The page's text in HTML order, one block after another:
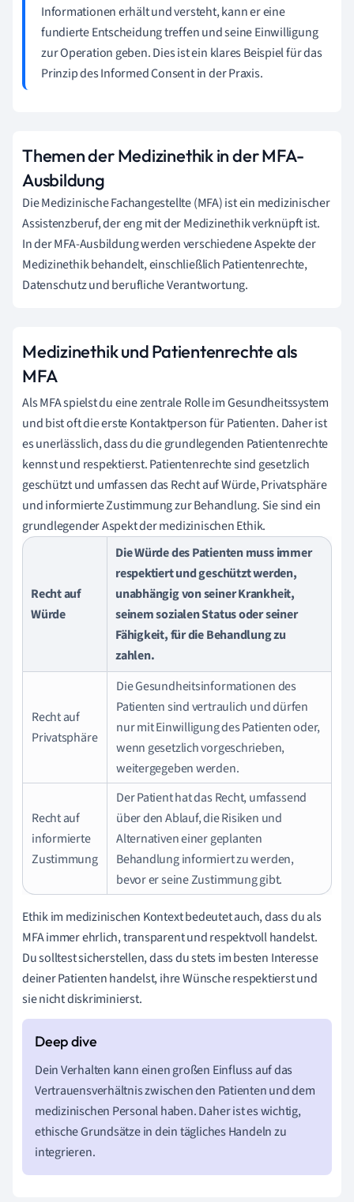
Informationen erhält und versteht, kann er eine
fundierte Entscheidung treffen und seine Einwilligung
zur Operation geben. Dies ist ein klares Beispiel für das
Prinzip des Informed Consent in der Praxis.
Themen der Medizinethik in der MFA-
Ausbildung
Die Medizinische Fachangestellte (MFA) ist ein medizinischer
Assistenzberuf, der eng mit der Medizinethik verknüpft ist.
In der MFA-Ausbildung werden verschiedene Aspekte der
Medizinethik behandelt, einschließlich Patientenrechte,
Datenschutz und berufliche Verantwortung.
Medizinethik und Patientenrechte als
MFA
Als MFA spielst du eine zentrale Rolle im Gesundheitssystem
und bist oft die erste Kontaktperson für Patienten. Daher ist
es unerlässlich, dass du die grundlegenden Patientenrechte
kennst und respektierst. Patientenrechte sind gesetzlich
geschützt und umfassen das Recht auf Würde, Privatsphäre
und informierte Zustimmung zur Behandlung. Sie sind ein
grundlegender Aspekt der medizinischen Ethik.
Recht auf
Würde
Die Würde des Patienten muss immer
respektiert und geschützt werden,
unabhängig von seiner Krankheit,
seinem sozialen Status oder seiner
Fähigkeit, für die Behandlung zu
zahlen.
Recht auf
Privatsphäre
Die Gesundheitsinformationen des
Patienten sind vertraulich und dürfen
nur mit Einwilligung des Patienten oder,
wenn gesetzlich vorgeschrieben,
weitergegeben werden.
Recht auf
informierte
Zustimmung
Der Patient hat das Recht, umfassend
über den Ablauf, die Risiken und
Alternativen einer geplanten
Behandlung informiert zu werden,
bevor er seine Zustimmung gibt.
Ethik im medizinischen Kontext bedeutet auch, dass du als
MFA immer ehrlich, transparent und respektvoll handelst.
Du solltest sicherstellen, dass du stets im besten Interesse
deiner Patienten handelst, ihre Wünsche respektierst und
sie nicht diskriminierst.
Dein Verhalten kann einen großen Einfluss auf das
Vertrauensverhältnis zwischen den Patienten und dem
medizinischen Personal haben. Daher ist es wichtig,
ethische Grundsätze in dein tägliches Handeln zu
integrieren.